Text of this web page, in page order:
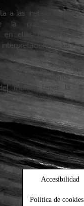
a las instalaciones
la que somos
ellas podremos
de las
podemos
mar y tener la
etc.
Accesibilidad
Política de cookies